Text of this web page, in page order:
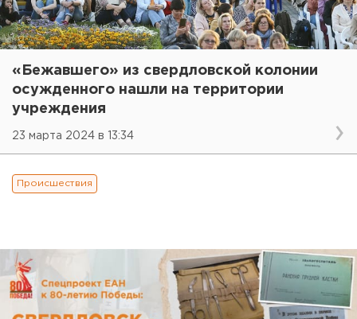
«Бежавшего» из свердловской колонии
осужденного нашли на территории
учреждения
23 марта 2024 в 13:34
Происшествия